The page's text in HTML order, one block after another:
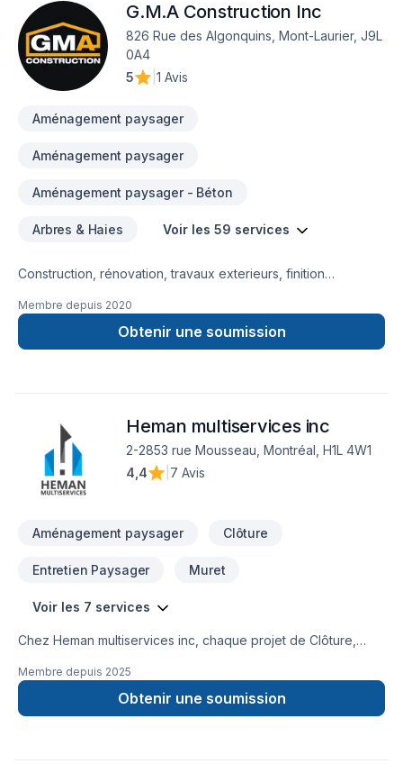
Lac-Saint-Jean. Nous privilégions la transparence, l'écoute et
l'efficacité pour bâtir des relations de confiance avec nos
clients. Nous sommes impatients de collaborer avec vous
pour concrétiser votre projet.
G.M.A Construction Inc
826 Rue des Algonquins, Mont-Laurier, J9L
0A4
5
1 Avis
Aménagement paysager
Aménagement paysager
Aménagement paysager - Béton
Arbres & Haies Voir les 59 services
Construction, rénovation, travaux exterieurs, finition
Marc Antoine Giroux GMA Construction Inc.
Membre depuis 2020
Obtenir une soumission
Heman multiservices inc
2-2853 rue Mousseau, Montréal, H1L 4W1
4,4
7 Avis
Aménagement paysager Clôture
Entretien Paysager Muret
Voir les 7 services
Chez Heman multiservices inc, chaque projet de Clôture,
engagement envers la qualité et la satisfaction client à
Capitale-Nationale,Estrie,Montréal. Nous croyons en
l'importance d'une approche personnalisée, adaptée à
Membre depuis 2025
Obtenir une soumission